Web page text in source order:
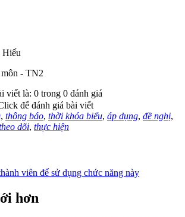
Hiếu
- TN2
viết là: 0 trong 0 đánh giá
để đánh giá bài viết
, thông báo, thời khóa biểu, áp dụng, đề nghị,
dõi, thực hiện
viên để sử dụng chức năng này
hơn